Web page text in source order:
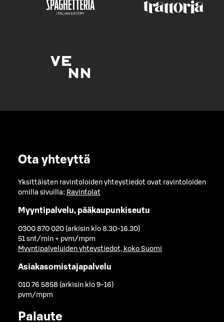
Ota yhteyttä
Yksittäisten ravintoloiden yhteystiedot ovat ravintoloiden
omilla sivuilla: Ravintolat
Myyntipalvelu, pääkaupunkiseutu
0300 870 020 (arkisin klo 8.30-16.30)
51 snt/min + pvm/mpm
Myyntipalveluiden yhteystiedot, koko Suomi
Asiakasomistajapalvelu
010 76 5858 (arkisin klo 9-16)
pvm/mpm
Palaute